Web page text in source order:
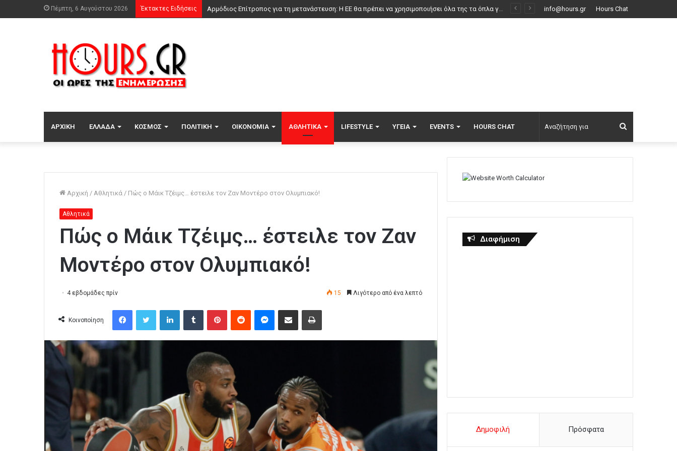
Πέμπτη, 6 Αυγούστου 2026 Έκτακτες Ειδήσεις Ισραηλινός έποικος κατηγορείται για τον θάνατο Παλαιστίνιου που συμμετείχε στο οσκαρικό «No Other Land» info@hours.gr Hours Chat
ΑΡΧΙΚΉ ΕΛΛΆΔΑ ΚΌΣΜΟΣ ΠΟΛΙΤΙΚΉ ΟΙΚΟΝΟΜΊΑ ΑΘΛΗΤΙΚΆ LIFESTYLE ΥΓΕΊΑ EVENTS HOURS CHAT
για
Αρχική / Αθλητικά / Πώς ο Μάικ Τζέιμς… έστειλε τον Ζαν Μοντέρο στον Ολυμπιακό!
Αθλητικά
Πώς ο Μάικ Τζέιμς… έστειλε τον Ζαν
Μοντέρο στον Ολυμπιακό!
4 εβδομάδες πρίν 15 Λιγότερο από ένα λεπτό
Κοινοποίηση
Διαφήμιση
Δημοφιλή Πρόσφατα